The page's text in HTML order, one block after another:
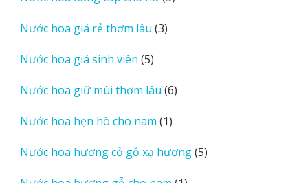
Nước hoa giá rẻ thơm lâu 33
Nước hoa giá sinh viên 55
phẩm
Nước hoa giữ mùi thơm lâu 66
Nước hoa hẹn hò cho nam 11
phẩm
Nước hoa hương cỏ gỗ xạ hương 55